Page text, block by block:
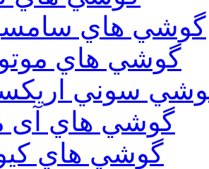
گوشي هاي
گوشي هاي
سوني
گوشي هاي آی
گوشي هاي